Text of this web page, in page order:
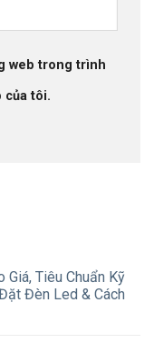
web trong trình
của tôi.
Giá, Tiêu Chuẩn Kỹ
Đèn Led & Cách